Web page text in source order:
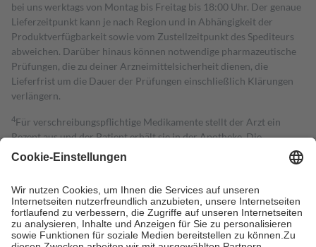
bei uns werktags von Montag bis Freitag bis 18:00 Uhr. Der genaue
Lieferzeitpunkt kann je nach Region und in Abhängigkeit der
Produktverfügbarkeit sowie vom Zustellzeitpunkt des Spediteurs
abweichen. Darüber hinaus können notwendige pharmazeutische
Prüfungen, die zu deiner Arzneimittelsicherheit dienen, die
Lieferfrist um die Dauer der Prüfungen einschließlich Klärungen
verlängern.
4Für verschreibungspflichtige Medikamente stellt der Arzt ein
Rezept aus und der Patient erhält sie in der Apotheke. Die
gesetzliche Krankenversicherung übernimmt in der Regel die
Kosten dafür, der Versicherte trägt einen Teil davon als Zuzahlung
Grundsätzlich leisten Mitglieder Zuzahlungen in Höhe von zehn
Prozent des Abgabepreises,mindestens jedochfünf Euround
höchstens zehn Euro.Es sind jedoch nie mehr als die tatsächlichen
Kosten der Leistung zu entrichten.